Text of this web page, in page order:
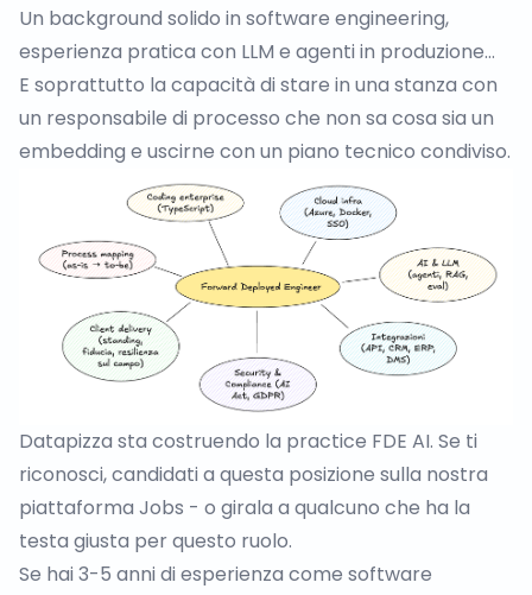
Un background solido in software engineering,
esperienza pratica con LLM e agenti in produzione…
E soprattutto la capacità di stare in una stanza con
un responsabile di processo che non sa cosa sia un
embedding e uscirne con un piano tecnico condiviso.
Datapizza sta costruendo la practice FDE AI. Se ti
riconosci, candidati a questa posizione sulla nostra
piattaforma Jobs - o girala a qualcuno che ha la
testa giusta per questo ruolo.
Se hai 3-5 anni di esperienza come software